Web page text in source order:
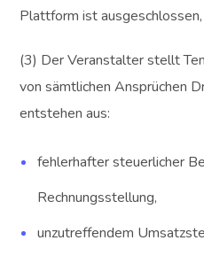
Plattform ist
(3) Der Veranstalter stellt
von sämtlichen Ansprüchen
entstehen aus:
fehlerhafter steuerlicher
Rechnungsstellung,
unzutreffendem